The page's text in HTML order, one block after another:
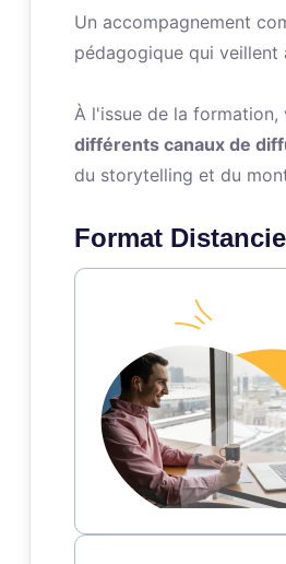
Un accompagnement
pédagogique qui
À l'issue de la formation,
différents canaux de
du storytelling et du
Format